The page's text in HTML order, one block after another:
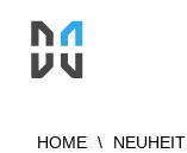
HOME \